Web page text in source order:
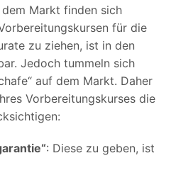
dem Markt finden sich
für die
zu ziehen, ist in den
Jedoch tummeln sich
auf dem Markt. Daher
Vorbereitungskurses die
: Diese zu geben, ist